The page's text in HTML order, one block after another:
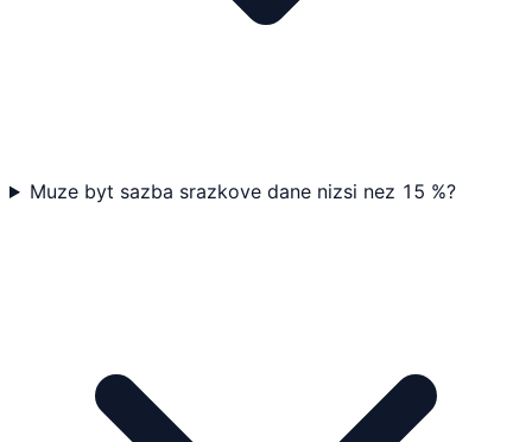
Muze byt sazba srazkove dane nizsi nez 15 %?